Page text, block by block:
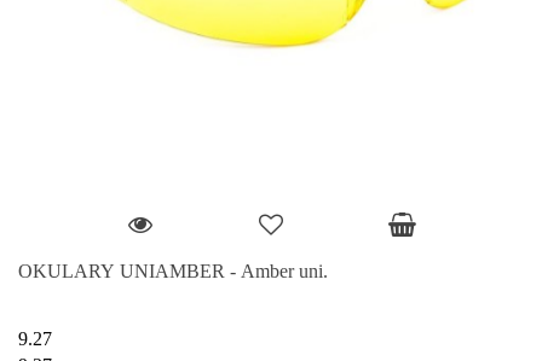
OKULARY UNIAMBER - Amber uni.
9.27